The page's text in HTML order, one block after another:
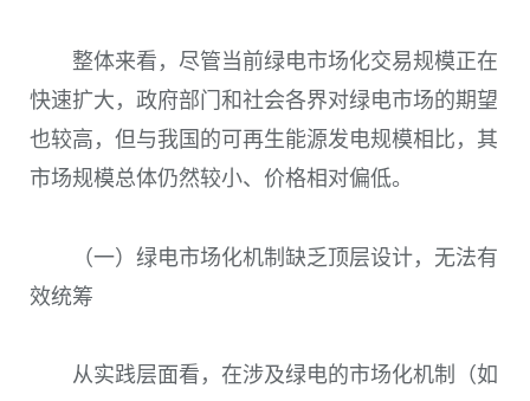
整体来看，尽管当前绿电市场化交易规模正在
快速扩大，政府部门和社会各界对绿电市场的期望
也较高，但与我国的可再生能源发电规模相比，其
市场规模总体仍然较小、价格相对偏低。
（一）绿电市场化机制缺乏顶层设计，无法有
效统筹
从实践层面看，在涉及绿电的市场化机制
（如